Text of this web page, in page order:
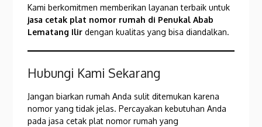
Kami berkomitmen memberikan layanan terbaik untuk
jasa cetak plat nomor rumah di Penukal Abab
Lematang Ilir dengan kualitas yang bisa diandalkan.
Hubungi Kami Sekarang
Jangan biarkan rumah Anda sulit ditemukan karena
nomor yang tidak jelas. Percayakan kebutuhan Anda
pada jasa cetak plat nomor rumah yang